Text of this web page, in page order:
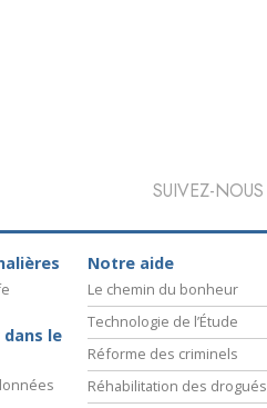
SUIVEZ-NOUS
le
Notre aide
Le chemin du bonheur
Technologie de l’Étude
Réforme des criminels
Réhabilitation des drogués